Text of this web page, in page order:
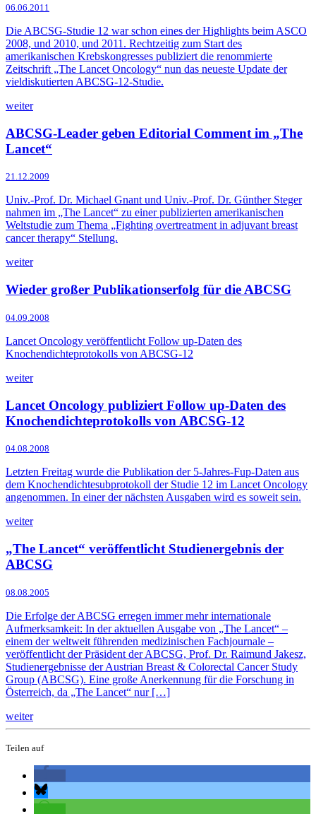
06.06.2011
Die ABCSG-Studie 12 war schon eines der Highlights beim ASCO
2008, und 2010, und 2011. Rechtzeitig zum Start des
amerikanischen Krebskongresses publiziert die renommierte
Zeitschrift „The Lancet Oncology“ nun das neueste Update der
vieldiskutierten ABCSG-12-Studie.
weiter
ABCSG-Leader geben Editorial Comment im „The
Lancet“
21.12.2009
Univ.-Prof. Dr. Michael Gnant und Univ.-Prof. Dr. Günther Steger
nahmen im „The Lancet“ zu einer publizierten amerikanischen
Weltstudie zum Thema „Fighting overtreatment in adjuvant breast
cancer therapy“ Stellung.
weiter
Wieder großer Publikationserfolg für die ABCSG
04.09.2008
Lancet Oncology veröffentlicht Follow up-Daten des
Knochendichteprotokolls von ABCSG-12
weiter
Lancet Oncology publiziert Follow up-Daten des
Knochendichteprotokolls von ABCSG-12
04.08.2008
Letzten Freitag wurde die Publikation der 5-Jahres-Fup-Daten aus
dem Knochendichtesubprotokoll der Studie 12 im Lancet Oncology
angenommen. In einer der nächsten Ausgaben wird es soweit sein.
weiter
„The Lancet“ veröffentlicht Studienergebnis der
ABCSG
08.08.2005
Die Erfolge der ABCSG erregen immer mehr internationale
Aufmerksamkeit: In der aktuellen Ausgabe von „The Lancet“ –
einem der weltweit führenden medizinischen Fachjournale –
veröffentlicht der Präsident der ABCSG, Prof. Dr. Raimund Jakesz,
Studienergebnisse der Austrian Breast & Colorectal Cancer Study
Group (ABCSG). Eine große Anerkennung für die Forschung in
Österreich, da „The Lancet“ nur […]
weiter
Teilen auf